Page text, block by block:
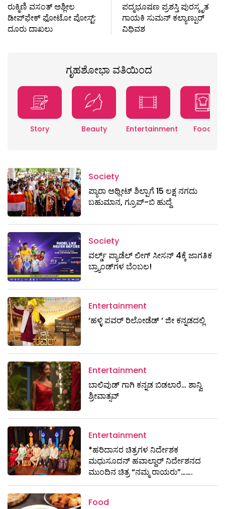
ರುಕ್ಮಿಣಿ ವಸಂತ್ ಅಶ್ಲೀಲ
ಡೀಪ್‌ಫೇಕ್ ಫೋಟೋ ಪೋಸ್ಟ್:
ದೂರು ದಾಖಲು
ಪದ್ಮಭೂಷಣ ಪ್ರಶಸ್ತಿ ಪುರಸ್ಕೃತ
ಗಾಯಕಿ ಸುಮನ್ ಕಲ್ಯಾಣ್ಪುರ್
ವಿಧಿವಶ
ಗೃಹಶೋಭಾ ವತಿಯಿಂದ
Story Beauty Entertainment Food
Society
ಪ್ಯಾರಾ ಅಥ್ಲೀಟ್ ಶಿಲ್ಪಾಗೆ 15 ಲಕ್ಷ ನಗದು
ಬಹುಮಾನ, ಗ್ರೂಪ್-ಬಿ ಹುದ್ದೆ
Society
ವರ್ಲ್ಡ್ ಪ್ಯಾಡೆಲ್ ಲೀಗ್ ಸೀಸನ್ 4ಕ್ಕೆ ಜಾಗತಿಕ
ಬ್ರ್ಯಾಂಡ್‌ಗಳ ಬೆಂಬಲ!
Entertainment
‘ಹಳ್ಳಿ ಪವರ್ ರಿಲೋಡೆಡ್ ‘ ಜೀ ಕನ್ನಡದಲ್ಲಿ
Entertainment
ಬಾಲಿವುಡ್ ಗಾಗಿ ಕನ್ನಡ ಬಿಡಲಾರೆ… ಶಾನ್ವಿ
ಶ್ರೀವಾತ್ಸವ್
Entertainment
*ಹರಿದಾಸರ ಚಿತ್ರಗಳ ನಿರ್ದೇಶಕ
ಮಧುಸೂದನ್ ಹವಾಲ್ದಾರ್ ನಿರ್ದೇಶನದ
ಮುಂದಿನ ಚಿತ್ರ “ನಮ್ಮ ರಾಯರು”…….
Food